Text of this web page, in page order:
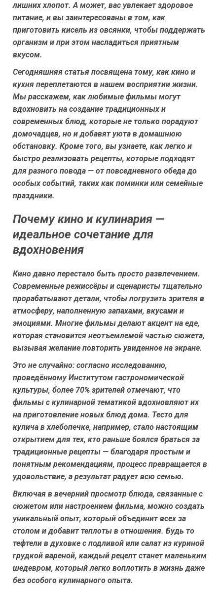
лишних хлопот. А может, вас увлекает здоровое
питание, и вы заинтересованы в том, как
приготовить кисель из овсянки, чтобы поддержать
организм и при этом насладиться приятным
вкусом.
Сегодняшняя статья посвящена тому, как кино и
кухня переплетаются в нашем восприятии жизни.
Мы расскажем, как любимые фильмы могут
вдохновить на создание традиционных и
современных блюд, которые не только порадуют
домочадцев, но и добавят уюта в домашнюю
обстановку. Кроме того, вы узнаете, как легко и
быстро реализовать рецепты, которые подходят
для разного повода — от повседневного обеда до
особых событий, таких как поминки или семейные
праздники.
Почему кино и кулинария —
идеальное сочетание для
вдохновения
Кино давно перестало быть просто развлечением.
Современные режиссёры и сценаристы тщательно
прорабатывают детали, чтобы погрузить зрителя в
атмосферу, наполненную запахами, вкусами и
эмоциями. Многие фильмы делают акцент на еде,
которая становится неотъемлемой частью сюжета,
вызывая желание повторить увиденное на экране.
Это не случайно: согласно исследованию,
проведённому Институтом гастрономической
культуры, более 70% зрителей отмечают, что
фильмы с кулинарной тематикой вдохновляют их
на приготовление новых блюд дома. Тесто для
кулича в хлебопечке, например, стало настоящим
открытием для тех, кто раньше боялся браться за
традиционные рецепты — благодаря простым и
понятным рекомендациям, процесс превращается в
удовольствие, а результат радует всю семью.
Включая в вечерний просмотр блюда, связанные с
сюжетом или настроением фильма, можно создать
уникальный опыт, который объединит всех за
столом и добавит теплоты в отношения. Будь то
тефтели в духовке с подливой или салат из куриной
грудкой вареной, каждый рецепт станет маленьким
шедевром, который легко воплотить в жизнь даже
без особого кулинарного опыта.